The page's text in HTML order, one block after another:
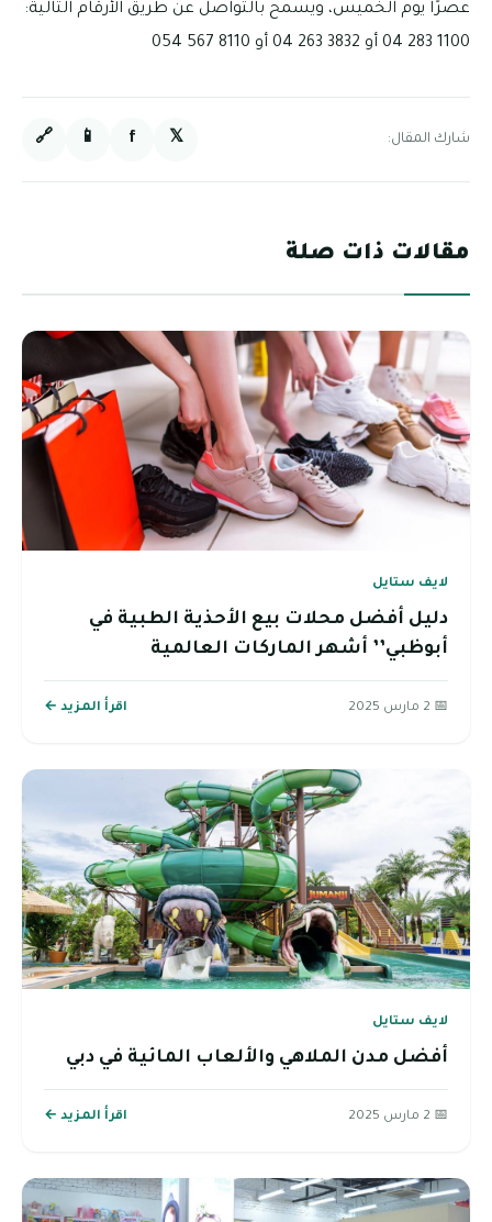
عصرًا يوم الخميس، ويسمح بالتواصل عن طريق الأرقام التالية:
1100 283 04 أو 3832 263 04 أو 8110 567 054
شارك المقال: 𝕏
f
📱
🔗
مقالات ذات صلة
لايف ستايل
دليل أفضل محلات بيع الأحذية الطبية في
أبوظبي’’ أشهر الماركات العالمية
📅 2 مارس 2025 اقرأ المزيد ←
لايف ستايل
أفضل مدن الملاهي والألعاب المائية في دبي
📅 2 مارس 2025 اقرأ المزيد ←